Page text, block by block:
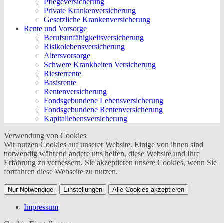
Private Krankenversicherung
Gesetzliche Krankenversicherung
Rente und Vorsorge
Berufs­unfähigkeitsversicherung
Risikolebensversicherung
Altersvorsorge
Schwere Krankheiten Versicherung
Riesterrente
Basisrente
Rentenversicherung
Fondsgebundene Lebensversicherung
Fondsgebundene Rentenversicherung
Kapitallebensversicherung
Verwendung von Cookies
Wir nutzen Cookies auf unserer Website. Einige von ihnen sind
notwendig während andere uns helfen, diese Website und Ihre
Erfahrung zu verbessern. Sie akzeptieren unsere Cookies, wenn Sie
fortfahren diese Webseite zu nutzen.
Nur Notwendige Einstellungen Alle Cookies akzeptieren
Impressum